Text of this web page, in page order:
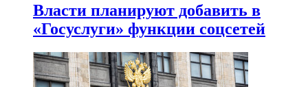
Власти планируют добавить в
«Госуслуги» функции соцсетей